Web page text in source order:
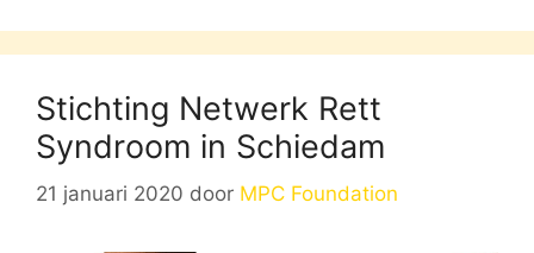
Stichting Netwerk Rett
Syndroom in Schiedam
21 januari 2020 door MPC Foundation